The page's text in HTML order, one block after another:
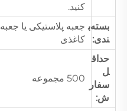
کنید.
بسته‌ب
ندی:
جعبه پلاستیکی یا جعبه
کاغذی
حداق
ل
سفار
ش:
500 مجموعه